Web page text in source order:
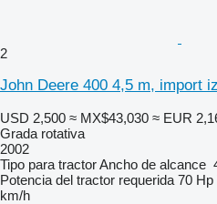
2
John Deere 400 4,5 m, import
USD 2,500 ≈ MX$43,030 ≈ EUR
Grada rotativa
2002
Tipo para tractorAncho de alcance
Potencia del tractor requerida 70 Hp
km/h